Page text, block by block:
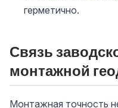
герметично.
Связь
монтажной
Монтажная точность